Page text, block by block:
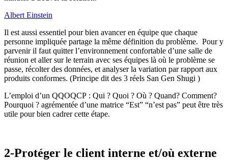
Albert Einstein
Il est aussi essentiel pour bien avancer en équipe que chaque
personne impliquée partage la même définition du problème. Pour y
parvenir il faut quitter l’environnement confortable d’une salle de
réunion et aller sur le terrain avec ses équipes là où le problème se
passe, récolter des données, et analyser la variation par rapport aux
produits conformes. (Principe dit des 3 réels San Gen Shugi )
L’emploi d’un QQOQCP : Qui ? Quoi ? Où ? Quand? Comment?
Pourquoi ? agrémentée d’une matrice “Est” “n’est pas” peut être très
utile pour bien cadrer cette étape.
2-Protéger le client interne et/où externe